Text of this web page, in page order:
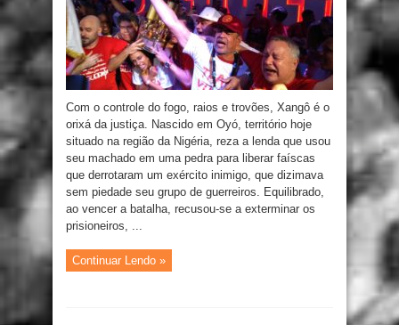
Com o controle do fogo, raios e trovões, Xangô é o
orixá da justiça. Nascido em Oyó, território hoje
situado na região da Nigéria, reza a lenda que usou
seu machado em uma pedra para liberar faíscas
que derrotaram um exército inimigo, que dizimava
sem piedade seu grupo de guerreiros. Equilibrado,
ao vencer a batalha, recusou-se a exterminar os
prisioneiros, ...
Continuar Lendo »